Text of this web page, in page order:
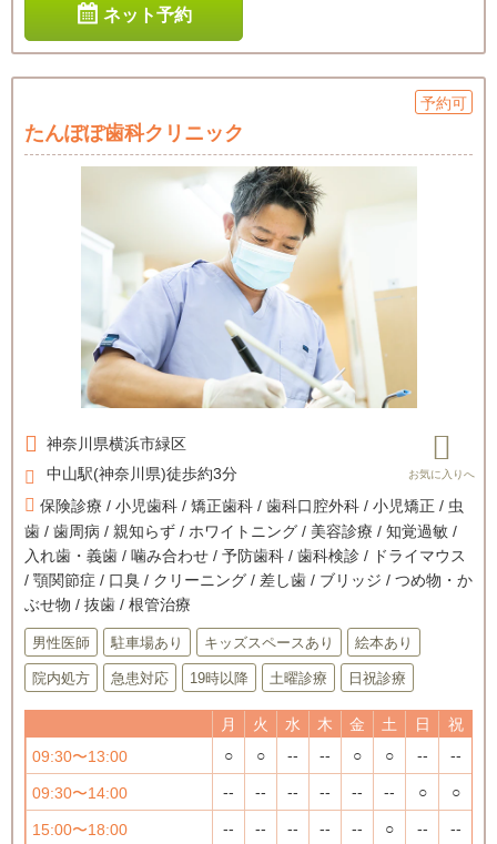
ネット予約
予約可
たんぽぽ歯科クリニック
神奈川県横浜市緑区
中山駅(神奈川県)徒歩約3分
保険診療 / 小児歯科 / 矯正歯科 / 歯科口腔外科 / 小児矯正 / 虫
歯 / 歯周病 / 親知らず / ホワイトニング / 美容診療 / 知覚過敏 /
入れ歯・義歯 / 噛み合わせ / 予防歯科 / 歯科検診 / ドライマウス
/ 顎関節症 / 口臭 / クリーニング / 差し歯 / ブリッジ / つめ物・か
ぶせ物 / 抜歯 / 根管治療
男性医師 駐車場あり キッズスペースあり 絵本あり
院内処方 急患対応 19時以降 土曜診療 日祝診療
月 火 水 木 金 土 日
祝
09:30〜13:00
○ ○ -- -- ○ ○ -- --
09:30〜14:00 -- -- -- -- -- -- ○ ○
15:00〜18:00 -- -- -- -- -- ○ -- --